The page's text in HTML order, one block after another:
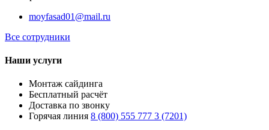
moyfasad01@mail.ru
Все сотрудники
Наши услуги
Монтаж сайдинга
Бесплатный расчёт
Доставка по звонку
Горячая линия 8 (800) 555 777 3 (7201)